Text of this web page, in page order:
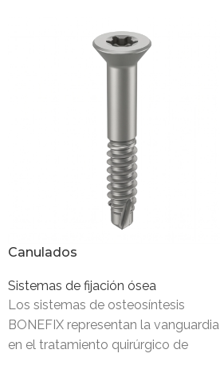
Canulados
Sistemas de fijación ósea
Los sistemas de osteosíntesis
BONEFIX representan la vanguardia
en el tratamiento quirúrgico de